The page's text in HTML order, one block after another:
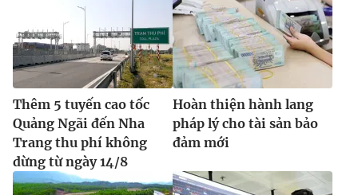
Thêm 5 tuyến cao tốc
Quảng Ngãi đến Nha
Trang thu phí không
dừng từ ngày 14/8
Hoàn thiện hành lang
pháp lý cho tài sản bảo
đảm mới